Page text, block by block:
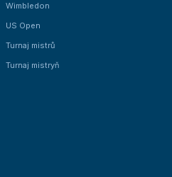
Wimbledon
US Open
Turnaj mistrů
Turnaj mistryň